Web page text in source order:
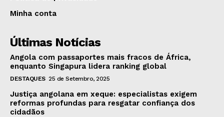
Minha conta
Últimas Notícias
Angola com passaportes mais fracos de África,
enquanto Singapura lidera ranking global
DESTAQUES 25 de Setembro, 2025
Justiça angolana em xeque: especialistas exigem
reformas profundas para resgatar confiança dos
cidadãos